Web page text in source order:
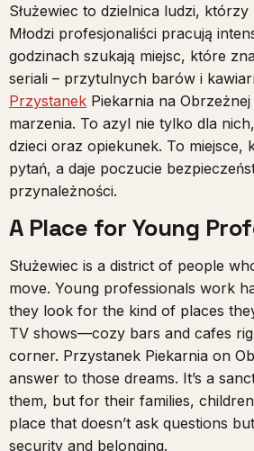
Służewiec to dzielnica ludzi, którzy
Młodzi profesjonaliści pracują
godzinach szukają miejsc, które
seriali – przytulnych barów i
Przystanek Piekarnia na
marzenia. To azyl nie tylko dla
dzieci oraz opiekunek. To miejsce,
pytań, a daje poczucie
przynależności.
A Place for Young
Służewiec is a district of people
move. Young professionals work
they look for the kind of places
TV shows—cozy bars and cafes
corner. Przystanek Piekarnia on
answer to those dreams. It’s a
them, but for their families,
place that doesn’t ask questions
security and belonging.